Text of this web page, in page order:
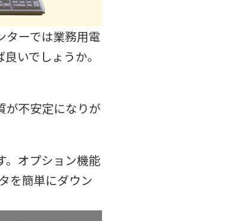
ターでは業務用電
いでしょうか。
が不安定になりが
。オプション機能
を簡単にダウン